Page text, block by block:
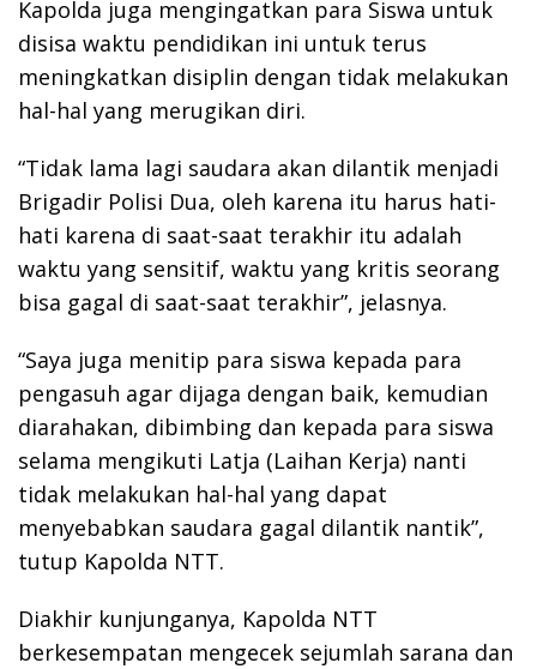
Kapolda juga mengingatkan para Siswa untuk
disisa waktu pendidikan ini untuk terus
meningkatkan disiplin dengan tidak melakukan
hal-hal yang merugikan diri.
“Tidak lama lagi saudara akan dilantik menjadi
Brigadir Polisi Dua, oleh karena itu harus hati-
hati karena di saat-saat terakhir itu adalah
waktu yang sensitif, waktu yang kritis seorang
bisa gagal di saat-saat terakhir”, jelasnya.
“Saya juga menitip para siswa kepada para
pengasuh agar dijaga dengan baik, kemudian
diarahakan, dibimbing dan kepada para siswa
selama mengikuti Latja (Laihan Kerja) nanti
tidak melakukan hal-hal yang dapat
menyebabkan saudara gagal dilantik nantik”,
tutup Kapolda NTT.
Diakhir kunjunganya, Kapolda NTT
berkesempatan mengecek sejumlah sarana dan